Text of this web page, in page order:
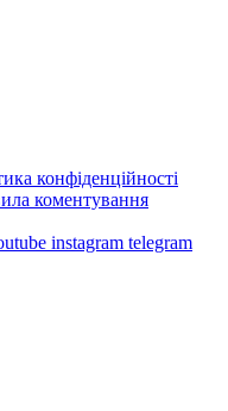
конфіденційності
коментування
instagram telegram